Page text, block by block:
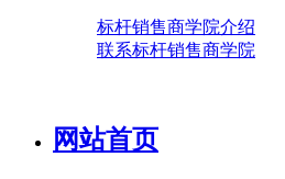
标杆销售商学院介绍
联系标杆销售商学院
网站首页